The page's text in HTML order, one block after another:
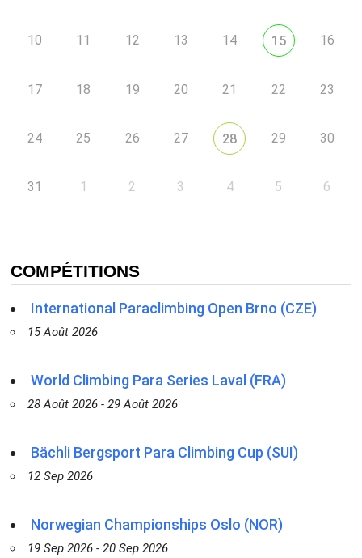
10 11 12 13 14 15 16
17 18 19 20 21 22 23
24 25 26 27 28 29 30
31 1 2 3 4 5 6
COMPÉTITIONS
International Paraclimbing Open Brno (CZE)
15 Août 2026
World Climbing Para Series Laval (FRA)
28 Août 2026 - 29 Août 2026
Bächli Bergsport Para Climbing Cup (SUI)
12 Sep 2026
Norwegian Championships Oslo (NOR)
19 Sep 2026 - 20 Sep 2026